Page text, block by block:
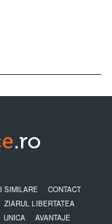
SIMILARE
CONTACT
ZIARUL LIBERTATEA
UNICA AVANTAJE